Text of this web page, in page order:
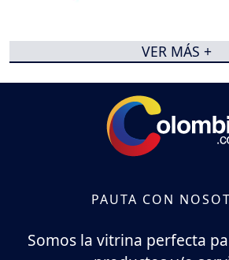
VER MÁS +
PAUTA CON
Somos la vitrina perfecta